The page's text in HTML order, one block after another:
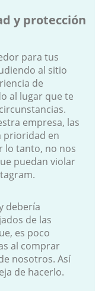
y protección
para tus
al sitio
de
al lugar que te
empresa, las
prioridad en
lo tanto, no nos
puedan violar
debería
de las
es poco
al comprar
nosotros. Así
de hacerlo.